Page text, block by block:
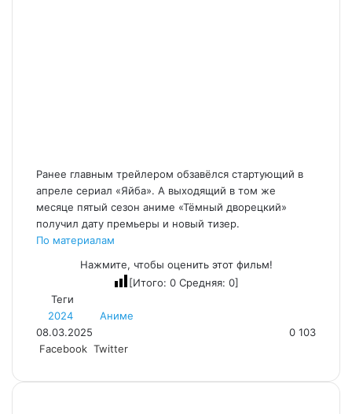
Ранее главным трейлером обзавёлся стартующий в
апреле сериал «Яйба». А выходящий в том же
месяце пятый сезон аниме «Тёмный дворецкий»
получил дату премьеры и новый тизер.
По материалам
Нажмите, чтобы оценить этот фильм!
[Итого: 0 Средняя: 0]
Теги
2024
Аниме
08.03.2025
0 103
Facebook Twitter